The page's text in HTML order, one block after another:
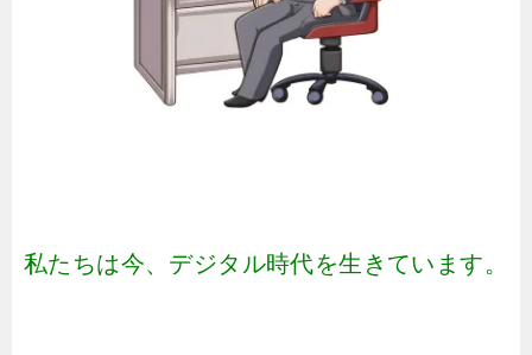
私たちは今、デジタル時代を生きています。